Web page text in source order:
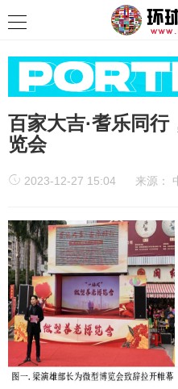
百家大吉·耆乐同
览会
2023-12-27 15:04 来源：